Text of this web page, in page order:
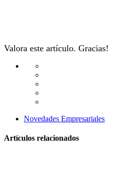
Valora este artículo. Gracias!
Novedades Empresariales
Artículos relacionados